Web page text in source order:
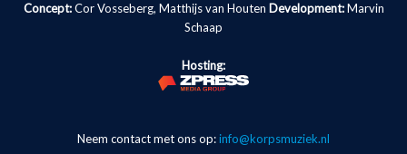
Concept:Cor Vosseberg, Matthijs van Houten Development: Marvin
Schaap
Hosting:
Neem contact met ons op:info@korpsmuziek.nl